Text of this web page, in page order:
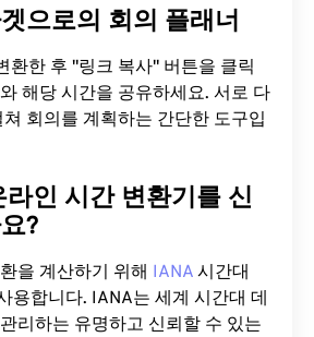
으로의 회의 플래너
환한 후 "링크 복사" 버튼을 클릭
해당 시간을 공유하세요. 서로 다
회의를 계획하는 간단한 도구입
인 시간 변환기를 신
?
을 계산하기 위해 IANA 시간대
용합니다. IANA는 세계 시간대 데
리하는 유명하고 신뢰할 수 있는